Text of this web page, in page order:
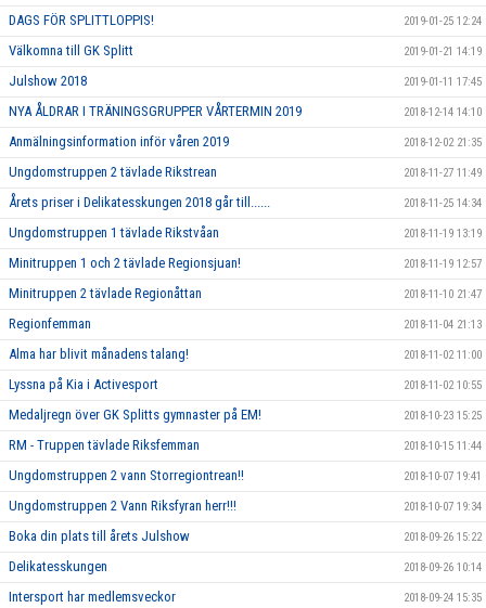
DAGS FÖR SPLITTLOPPIS! 2019-01-25 12:24
Välkomna till GK Splitt 2019-01-21 14:19
Julshow 2018 2019-01-11 17:45
NYA ÅLDRAR I TRÄNINGSGRUPPER VÅRTERMIN 2019 2018-12-14 14:10
Anmälningsinformation inför våren 2019 2018-12-02 21:35
Ungdomstruppen 2 tävlade Rikstrean 2018-11-27 11:49
Årets priser i Delikatesskungen 2018 går till...... 2018-11-25 14:34
Ungdomstruppen 1 tävlade Rikstvåan 2018-11-19 13:19
Minitruppen 1 och 2 tävlade Regionsjuan! 2018-11-19 12:57
Minitruppen 2 tävlade Regionåttan 2018-11-10 21:47
Regionfemman 2018-11-04 21:13
Alma har blivit månadens talang! 2018-11-02 11:00
Lyssna på Kia i Activesport 2018-11-02 10:55
Medaljregn över GK Splitts gymnaster på EM! 2018-10-23 15:25
RM - Truppen tävlade Riksfemman 2018-10-15 11:44
Ungdomstruppen 2 vann Storregiontrean!! 2018-10-07 19:41
Ungdomstruppen 2 Vann Riksfyran herr!!! 2018-10-07 19:34
Boka din plats till årets Julshow 2018-09-26 15:22
Delikatesskungen 2018-09-26 10:14
Intersport har medlemsveckor 2018-09-24 15:35